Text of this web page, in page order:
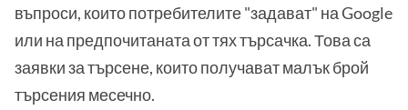
въпроси, които потребителите "задават" на Google
или на предпочитаната от тях търсачка. Това са
заявки за търсене, които получават малък брой
търсения месечно.